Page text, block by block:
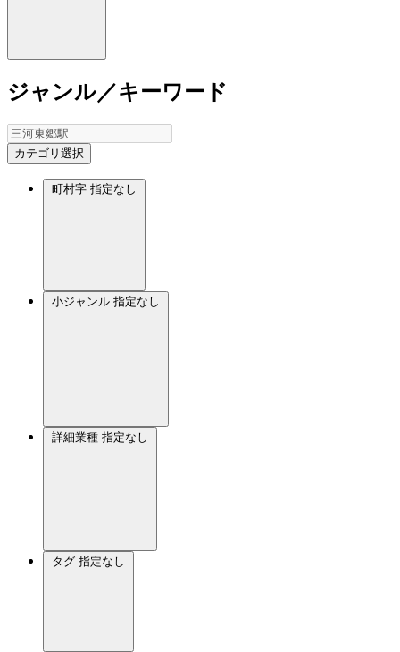
ジャンル／キーワード
カテゴリ選択
町村字 指定なし
小ジャンル 指定なし
詳細業種 指定なし
タグ 指定なし